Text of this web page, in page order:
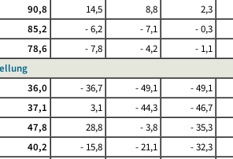
90,8 14,5 8,8 2,3
85,2 - 6,2 - 7,1 - 0,3
78,6 - 7,8 - 4,2 - 1,1
36,0 - 36,7 - 49,1 - 49,1
37,1 3,1 - 44,3 - 46,7
47,8 28,8 - 3,8 - 35,3
40,2 - 15,8 - 21,1 - 32,3